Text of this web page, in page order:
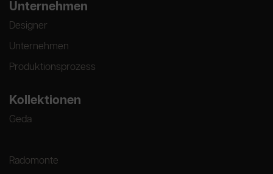
Unternehmen
Designer
Unternehmen
Produktionsprozess
Kollektionen
Geda
Radomonte